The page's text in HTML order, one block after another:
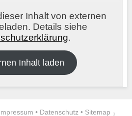
Inhalt von externen
Details siehe
.
Inhalt laden
• Datenschutz • Sitemap